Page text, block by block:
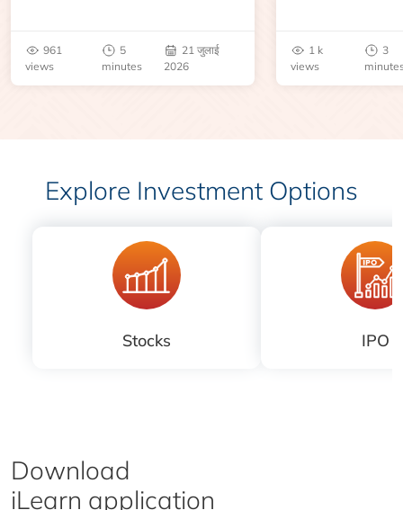
961
views
5
minutes
21 जुलाई
2026
जानें।1 k
views
3
Explore Investment Options
Stocks IPO
Download
iLearn application